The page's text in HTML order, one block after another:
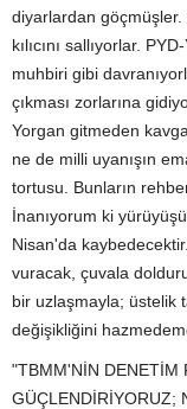
diyarlardan göçmüşler.
kılıcını sallıyorlar.
muhbiri gibi
çıkması zorlarına
Yorgan gitmeden
ne de milli uyanışın
tortusu. Bunların
İnanıyorum ki
Nisan'da
vuracak, çuvala
bir uzlaşmayla; üstelik
değişikliğini
"TBMM'NİN DENETİM
GÜÇLENDİRİYORUZ;